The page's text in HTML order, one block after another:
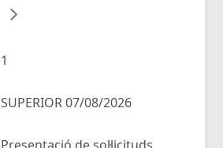
1
SUPERIOR 07/08/2026